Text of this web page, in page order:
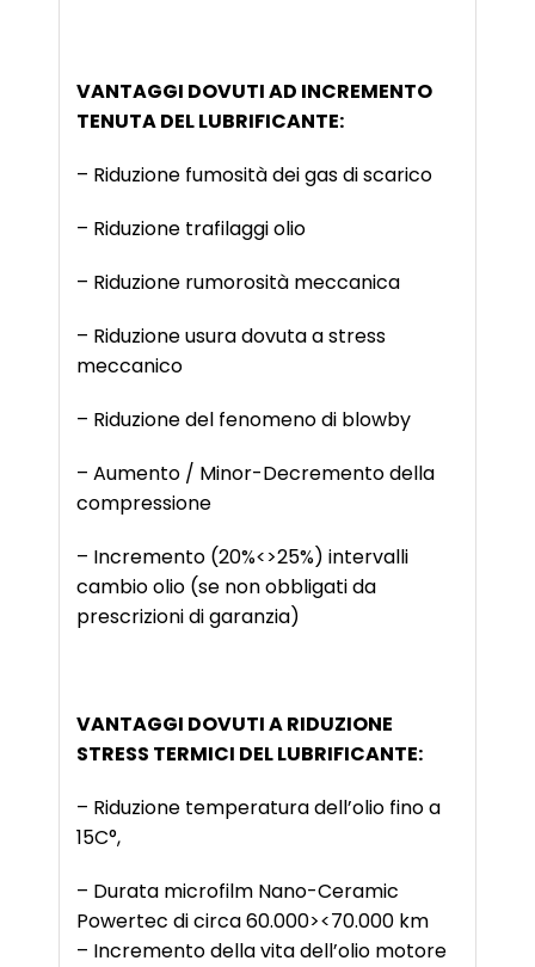
VANTAGGI DOVUTI AD INCREMENTO
TENUTA DEL LUBRIFICANTE:
– Riduzione fumosità dei gas di scarico
– Riduzione trafilaggi olio
– Riduzione rumorosità meccanica
– Riduzione usura dovuta a stress
meccanico
– Riduzione del fenomeno di blowby
– Aumento / Minor-Decremento della
compressione
– Incremento (20%<>25%) intervalli
cambio olio (se non obbligati da
prescrizioni di garanzia)
VANTAGGI DOVUTI A RIDUZIONE
STRESS TERMICI DEL LUBRIFICANTE:
– Riduzione temperatura dell’olio fino a
15C°,
– Durata microfilm Nano-Ceramic
Powertec di circa 60.000><70.000 km
– Incremento della vita dell’olio motore